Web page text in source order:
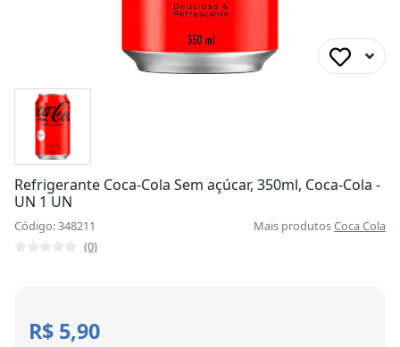
Refrigerante Coca-Cola Sem açúcar, 350ml, Coca-Cola -
UN 1 UN
Código: 348211 Mais produtosCoca Cola
(0)
R$ 5,90